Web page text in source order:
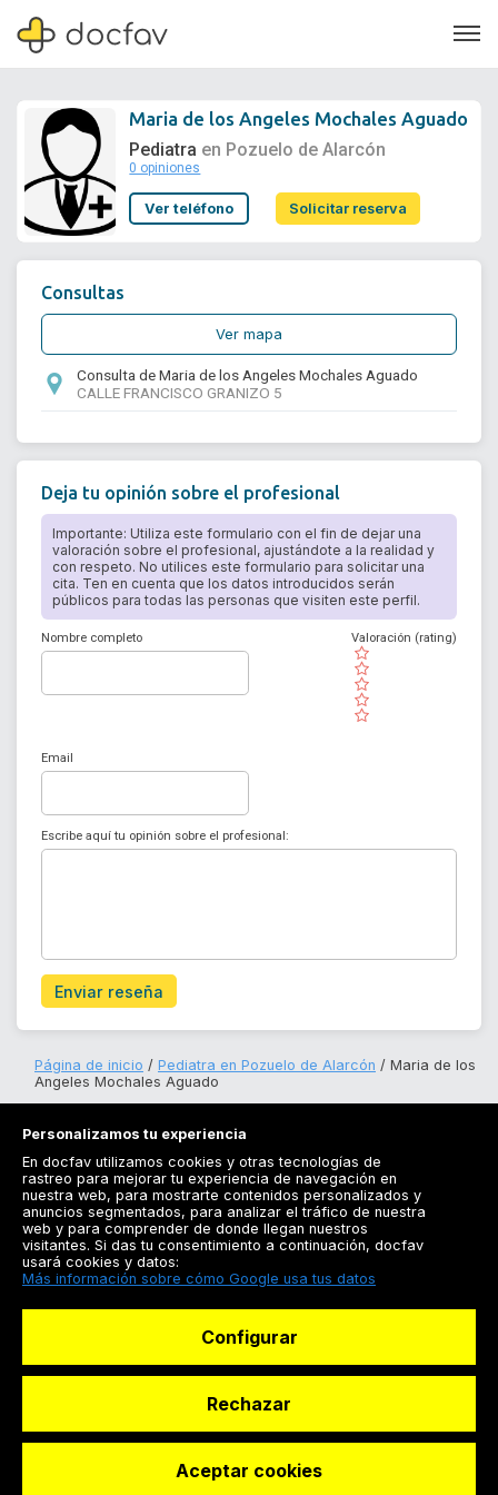
Soporte
Maria de los Angeles Mochales Aguado
Pediatra en Pozuelo de Alarcón
0 opiniones
Ver teléfono Solicitar reserva
Consultas
Ver mapa
Consulta de Maria de los Angeles Mochales Aguado
CALLE FRANCISCO GRANIZO 5
Deja tu opinión sobre el profesional
Importante: Utiliza este formulario con el fin de dejar una
valoración sobre el profesional, ajustándote a la realidad y
con respeto. No utilices este formulario para solicitar una
cita. Ten en cuenta que los datos introducidos serán
públicos para todas las personas que visiten este perfil.
Nombre completo
( )
( )
( )
( )
( )
Valoración (rating)
Email
Escribe aquí tu opinión sobre el profesional:
Enviar reseña
Página de inicio Pediatra en Pozuelo de Alarcón
Maria de los
Angeles Mochales Aguado
Registrarse
Docfav
© Dashboard Technologies S.L
Personalizamos tu experiencia
En docfav utilizamos cookies y otras tecnologías de
rastreo para mejorar tu experiencia de navegación en
nuestra web, para mostrarte contenidos personalizados y
anuncios segmentados, para analizar el tráfico de nuestra
web y para comprender de donde llegan nuestros
visitantes. Si das tu consentimiento a continuación, docfav
usará cookies y datos:
Más información sobre cómo Google usa tus datos
Configurar
Rechazar
Aceptar cookies